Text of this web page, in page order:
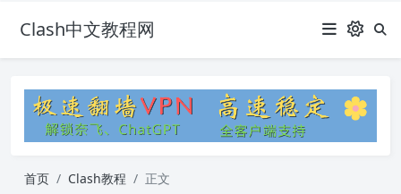
Clash中文教程网
首页 Clash教程 正文